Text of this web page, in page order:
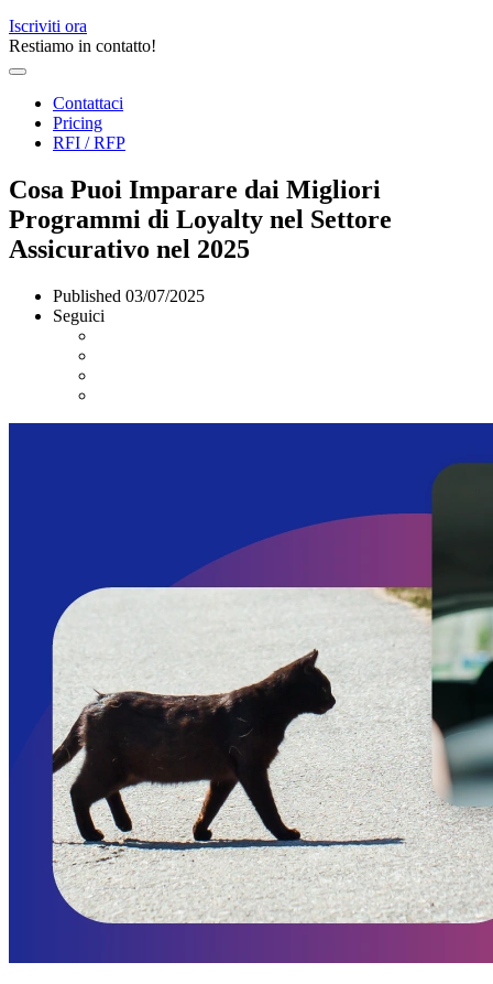
Iscriviti ora
Restiamo in contatto!
Contattaci
Pricing
RFI / RFP
Cosa Puoi Imparare dai Migliori
Programmi di Loyalty nel Settore
Assicurativo nel 2025
Published 03/07/2025
Seguici